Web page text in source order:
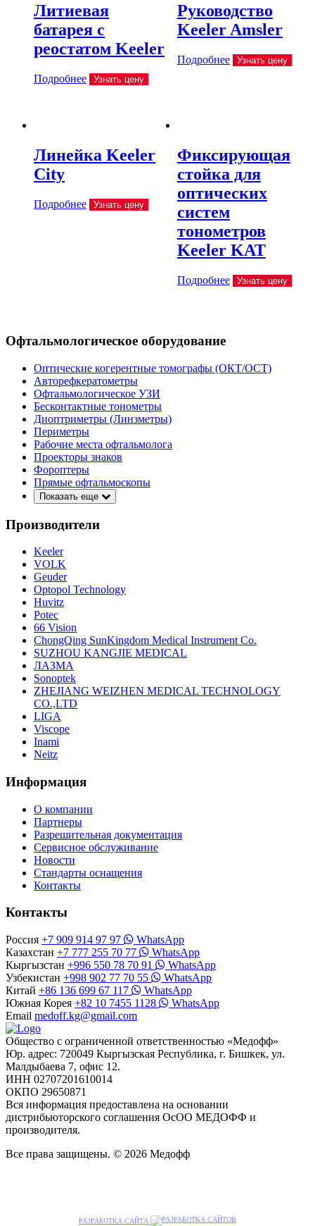
Литиевая
батарея с
реостатом Keeler
Подробнее Узнать цену
Руководство
Keeler Amsler
Подробнее Узнать цену
Линейка Keeler
City
Подробнее Узнать цену
Фиксирующая
стойка для
оптических
систем
тонометров
Keeler KAT
Подробнее Узнать цену
Офтальмологическое оборудование
Оптические когерентные томографы (ОКТ/ОСТ)
Авторефкератометры
Офтальмологическое УЗИ
Бесконтактные тонометры
Диоптриметры (Линзметры)
Периметры
Рабочие места офтальмолога
Проекторы знаков
Фороптеры
Прямые офтальмоскопы
Показать еще
Производители
Keeler
VOLK
Geuder
Optopol Technology
Huvitz
Potec
66 Vision
ChongQing SunKingdom Medical Instrument Co.
SUZHOU KANGJIE MEDICAL
ЛАЗМА
Sonoptek
ZHEJIANG WEIZHEN MEDICAL TECHNOLOGY
CO.,LTD
LIGA
Viscope
Inami
Neitz
Информация
О компании
Партнеры
Разрешительная документация
Сервисное обслуживание
Новости
Стандарты оснащения
Контакты
Контакты
Россия +7 909 914 97 97
WhatsApp
Казахстан +7 777 255 70 77
WhatsApp
Кыргызстан +996 550 78 70 91
WhatsApp
Узбекистан +998 902 77 70 55
WhatsApp
Китай +86 136 699 67 117
WhatsApp
Южная Корея +82 10 7455 1128
WhatsApp
Email medoff.kg@gmail.com
Общество с ограниченной ответственностью «Медофф»
Юр. адрес: 720049 Кыргызская Республика, г. Бишкек, ул.
Малдыбаева 7, офис 12.
ИНН 02707201610014
ОКПО 29650871
Вся информация предоставлена на основании
дистрибьюторского соглашения ОсОО МЕДОФФ и
производителя.
Все права защищены. © 2026 Медофф
РАЗРАБОТКА САЙТА